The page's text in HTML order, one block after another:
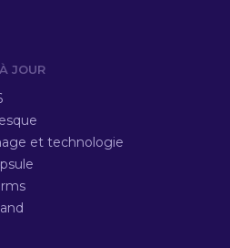
JOUR
et technologie